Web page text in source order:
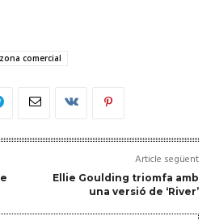
zona comercial
Article següent
Ellie Goulding triomfa amb
una versió de ‘River’